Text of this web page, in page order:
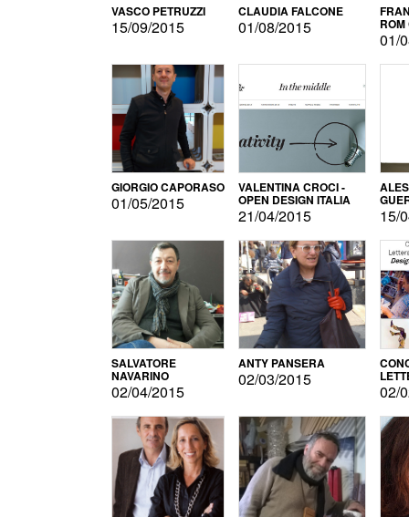
VASCO PETRUZZI
15/09/2015
CLAUDIA FALCONE
01/08/2015
01/
GIORGIO CAPORASO
01/05/2015
VALENTINA CROCI -
OPEN DESIGN ITALIA
21/04/2015 15/
SALVATORE
NAVARINO
02/04/2015
ANTY PANSERA
02/03/2015
02/